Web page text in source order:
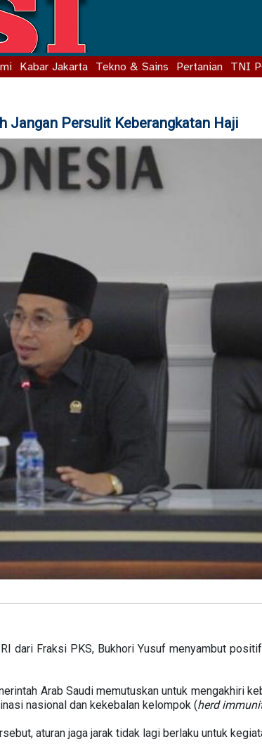
Kabar Jakarta Tekno & Sains Pertanian TNI
Jangan Persulit Keberangkatan Haji
dari Fraksi PKS, Bukhori Yusuf menyambut
Arab Saudi memutuskan untuk mengakhiri
nasional dan kekebalan kelompok (herd
aturan jaga jarak tidak lagi berlaku untuk